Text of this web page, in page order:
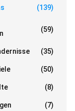
(139)
(59)
(35)
(50)
(8)
(7)